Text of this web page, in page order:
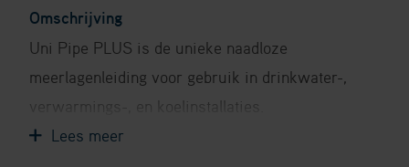
Omschrijving
Uni Pipe PLUS is de unieke naadloze
meerlagenleiding voor gebruik in drinkwater-,
verwarmings-, en koelinstallaties.
Zuurstofdiffusiedichte 5-laagse meerlagenleiding